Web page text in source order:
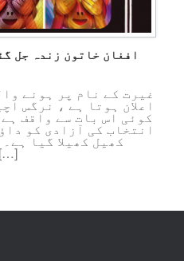
افغان خاتون زندہ جل
غیرت کے نام پر ہونے
اعلان ہوتا ہے ، نرگس
کوئی اس بات سے واقف
انتخاب کی آزادی کو
کھیل کھیلا گیا
واقف تھے۔ اس کے سابق […]